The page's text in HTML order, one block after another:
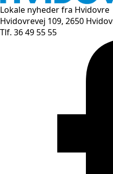
Lokale nyheder fra Hvidovre
Hvidovrevej 109, 2650
Tlf. 36 49 55 55